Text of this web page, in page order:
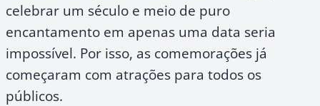
celebrar um século e meio de puro
encantamento em apenas uma data seria
impossível. Por isso, as comemorações já
começaram com atrações para todos os
públicos.